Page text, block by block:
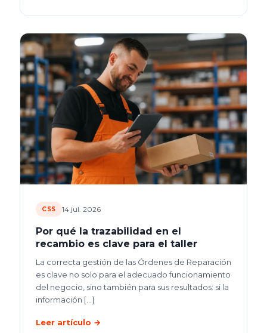
CSS 14 jul. 2026
Por qué la trazabilidad en el
recambio es clave para el taller
La correcta gestión de las Órdenes de Reparación
es clave no solo para el adecuado funcionamiento
del negocio, sino también para sus resultados: si la
información […]
Leer artículo →